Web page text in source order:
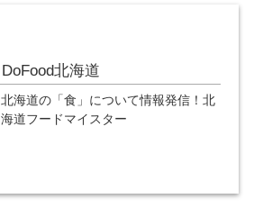
DoFood北海道
北海道の「食」について情報発信！北
海道フードマイスター